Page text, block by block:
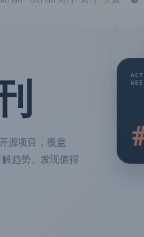
源项目，覆盖
趋势、发现值得